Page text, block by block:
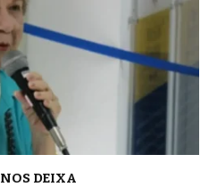
DEIXA